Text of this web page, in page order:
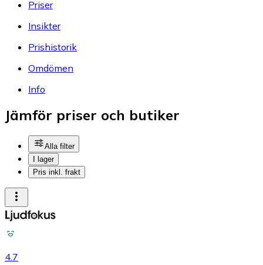
Priser
Insikter
Prishistorik
Omdömen
Info
Jämför priser och butiker
Alla filter
I lager
Pris inkl. frakt
4.7